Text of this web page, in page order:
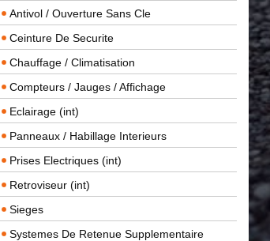
Antivol / Ouverture Sans Cle
Ceinture De Securite
Chauffage / Climatisation
Compteurs / Jauges / Affichage
Eclairage (int)
Panneaux / Habillage Interieurs
Prises Electriques (int)
Retroviseur (int)
Sieges
Systemes De Retenue Supplementaire